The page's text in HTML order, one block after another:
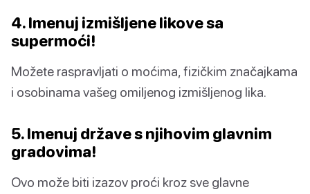
4. Imenuj izmišljene likove sa
supermoći!
Možete raspravljati o moćima, fizičkim značajkama
i osobinama vašeg omiljenog izmišljenog lika.
5. Imenuj države s njihovim glavnim
gradovima!
Ovo može biti izazov proći kroz sve glavne